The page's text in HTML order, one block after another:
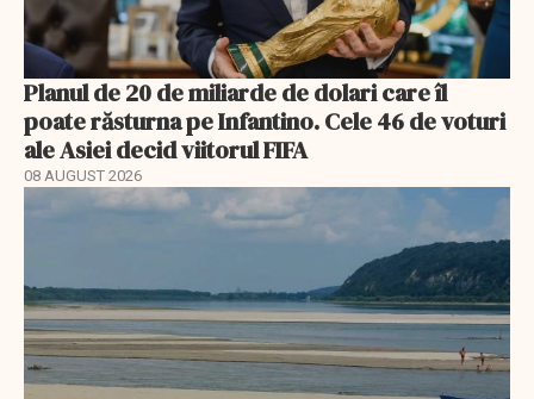
Planul de 20 de miliarde de dolari care îl
poate răsturna pe Infantino. Cele 46 de voturi
ale Asiei decid viitorul FIFA
08 AUGUST 2026